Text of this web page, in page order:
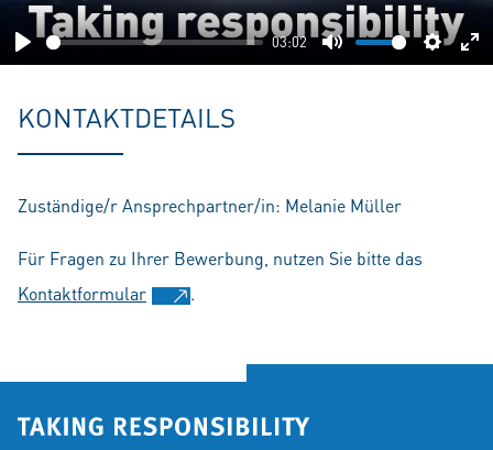
Play
03:02
Mute
KONTAKTDETAILS
Zuständige/r Ansprechpartner/in: Melanie Müller
Für Fragen zu Ihrer Bewerbung, nutzen Sie bitte das
Kontaktformular
.